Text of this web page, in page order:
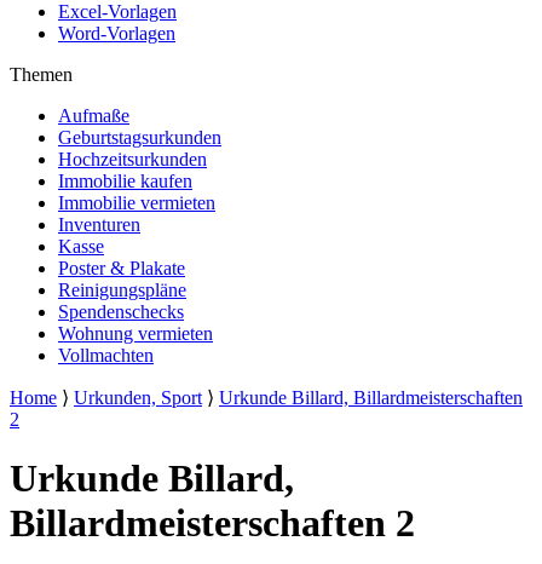
Excel-Vorlagen
Word-Vorlagen
Themen
Aufmaße
Geburtstagsurkunden
Hochzeitsurkunden
Immobilie kaufen
Immobilie vermieten
Inventuren
Kasse
Poster & Plakate
Reinigungspläne
Spendenschecks
Wohnung vermieten
Vollmachten
Home ⟩ Urkunden, Sport ⟩ Urkunde Billard, Billardmeisterschaften
2
Urkunde Billard,
Billardmeisterschaften 2